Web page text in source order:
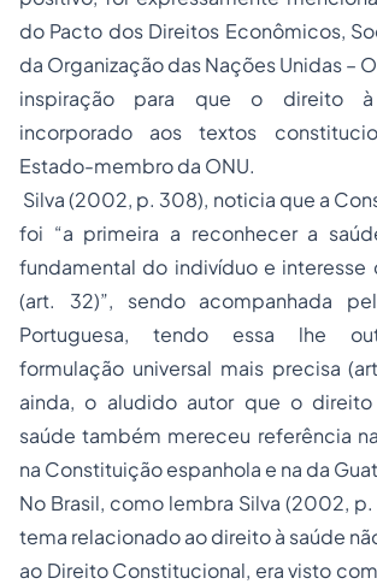
do Pacto dos Direitos Econômicos,
da Organização das Nações Unidas –
inspiração para que o direito
incorporado aos textos
Estado-membro da ONU.
Silva (2002, p. 308), noticia que a
foi “a primeira a reconhecer a
fundamental do indivíduo e
(art. 32)”, sendo acompanhada
Portuguesa, tendo essa lhe
formulação universal mais precisa
ainda, o aludido autor que o direito
saúde também mereceu referência
na Constituição espanhola e na da
No Brasil, como lembra Silva (2002,
tema relacionado ao direito à saúde
ao Direito Constitucional, era visto